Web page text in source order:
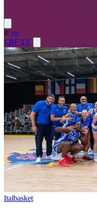
it/ en
LBF TV
Italbasket